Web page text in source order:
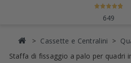
649
Cassette e Centralini
Staffa di fissaggio a palo per quadri